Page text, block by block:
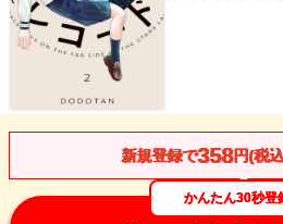
新規登録で358円(税
かんたん30秒登